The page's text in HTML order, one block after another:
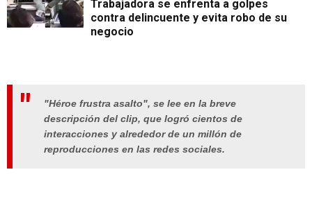
Trabajadora se enfrenta a golpes
contra delincuente y evita robo de su
negocio
"Héroe frustra asalto", se lee en la breve
descripción del clip, que logró cientos de
interacciones y alrededor de un millón de
reproducciones en las redes sociales.